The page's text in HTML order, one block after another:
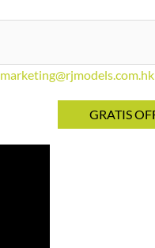
marketing@rjmodels.com.hk